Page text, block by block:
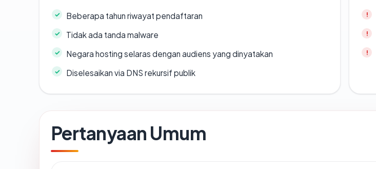
Beberapa tahun riwayat pendaftaran
Tidak ada tanda malware
Negara hosting selaras dengan audiens yang dinyatakan
Diselesaikan via DNS rekursif publik
Pertanyaan Umum